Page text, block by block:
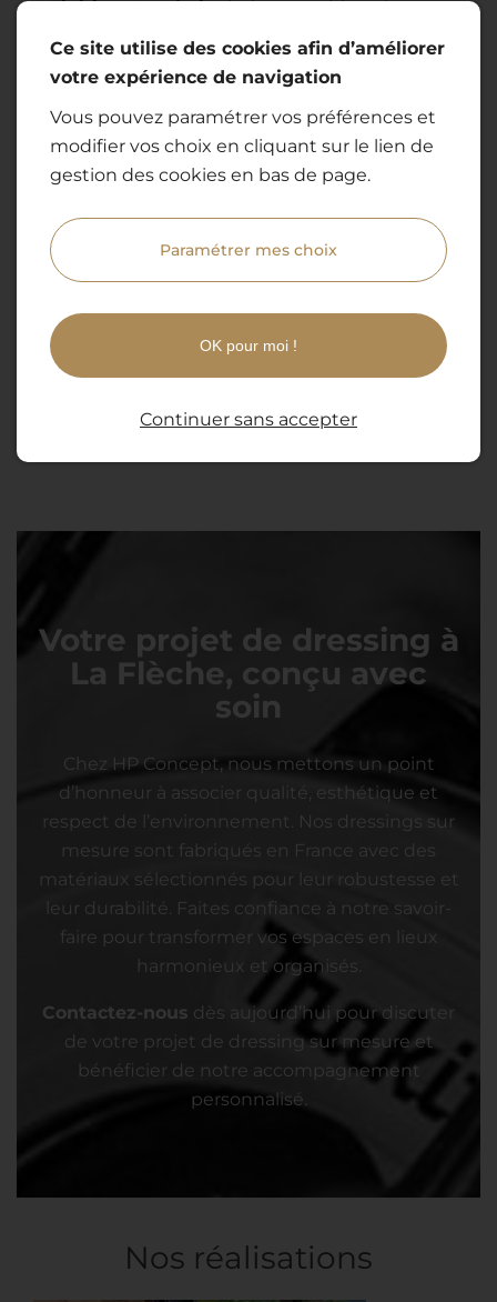
Finitions au choix: bois naturel, laqué ou
vernis, choisissez parmi une large gamme
02
immersion réaliste pour visualiser votre
dressing avant sa fabrication.
03
solutions classiques ou contemporaines,
Votre projet de dressing à
La Flèche, conçu avec
soin
Chez HP Concept, nous mettons un point
d’honneur à associer qualité, esthétique et
respect de l’environnement. Nos dressings sur
mesure sont fabriqués en France avec des
matériaux sélectionnés pour leur robustesse et
leur durabilité. Faites confiance à notre savoir-
faire pour transformer vos espaces en lieux
harmonieux et organisés.
Contactez-nous dès aujourd’hui pour discuter
de votre projet de dressing sur mesure et
bénéficier de notre accompagnement
personnalisé.
Nos réalisations
Ce site utilise des cookies afin d’améliorer
votre expérience de navigation
Vous pouvez paramétrer vos préférences et
modifier vos choix en cliquant sur le lien de
gestion des cookies en bas de page.
Paramétrer mes choix
OK pour moi !
Continuer sans accepter